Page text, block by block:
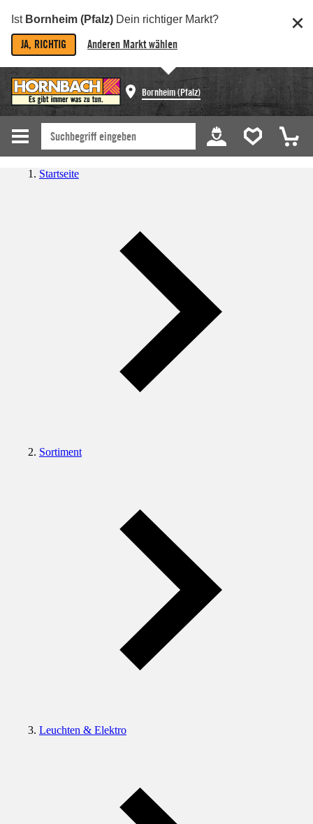
Ist Bornheim (Pfalz) Dein richtiger Markt?
JA, RICHTIG Anderen Markt wählen
Bornheim (Pfalz)
Startseite
Sortiment
Leuchten & Elektro